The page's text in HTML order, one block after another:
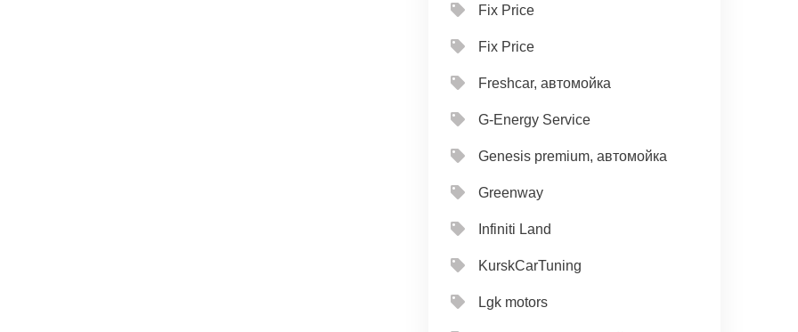
Fix Price
Fix Price
Freshcar, автомойка
G-Energy Service
Genesis premium, автомойка
Greenway
Infiniti Land
KurskCarTuning
Lgk motors